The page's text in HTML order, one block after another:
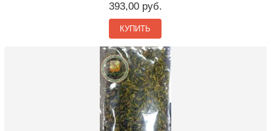
393,00 руб.
КУПИТЬ